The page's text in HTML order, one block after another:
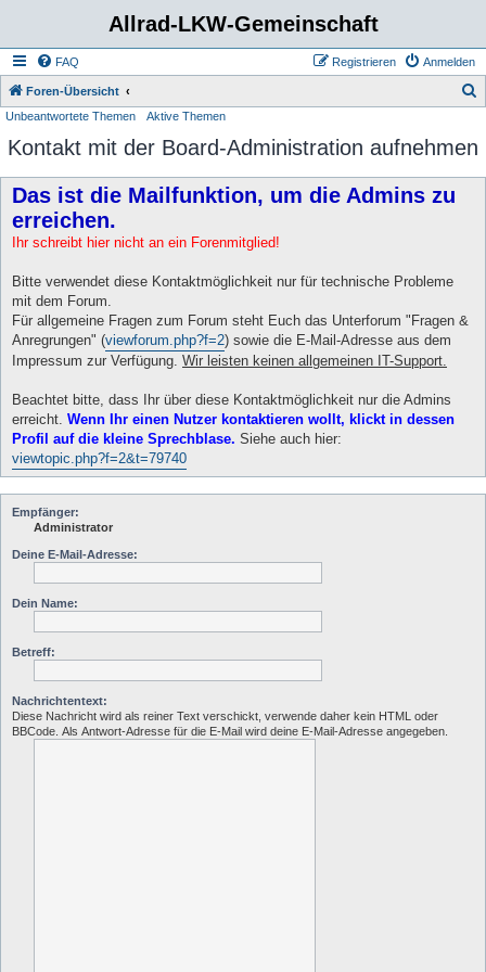
Allrad-LKW-Gemeinschaft
FAQ Anmelden
Registrieren
Foren-Übersicht
Unbeantwortete Themen Aktive Themen
Kontakt mit der Board-Administration aufnehmen
Das ist die Mailfunktion, um die Admins zu
erreichen.
Ihr schreibt hier nicht an ein Forenmitglied!
Bitte verwendet diese Kontaktmöglichkeit nur für technische Probleme
mit dem Forum.
Für allgemeine Fragen zum Forum steht Euch das Unterforum "Fragen &
Anregrungen" (viewforum.php?f=2) sowie die E-Mail-Adresse aus dem
Impressum zur Verfügung. Wir leisten keinen allgemeinen IT-Support.
Beachtet bitte, dass Ihr über diese Kontaktmöglichkeit nur die Admins
erreicht. Wenn Ihr einen Nutzer kontaktieren wollt, klickt in dessen
Profil auf die kleine Sprechblase. Siehe auch hier:
viewtopic.php?f=2&t=79740
Empfänger:
Administrator
Deine E-Mail-Adresse:
Dein Name:
Betreff:
Nachrichtentext:
Diese Nachricht wird als reiner Text verschickt, verwende daher kein HTML oder
BBCode. Als Antwort-Adresse für die E-Mail wird deine E-Mail-Adresse angegeben.